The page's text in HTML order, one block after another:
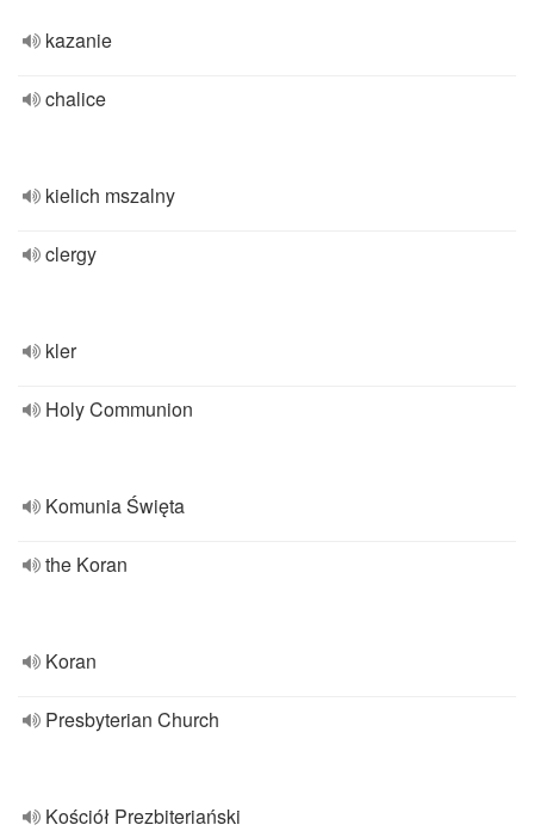
kazanie
chalice
kielich mszalny
clergy
kler
Holy Communion
Komunia Święta
the Koran
Koran
Presbyterian Church
Kościół Prezbiteriański